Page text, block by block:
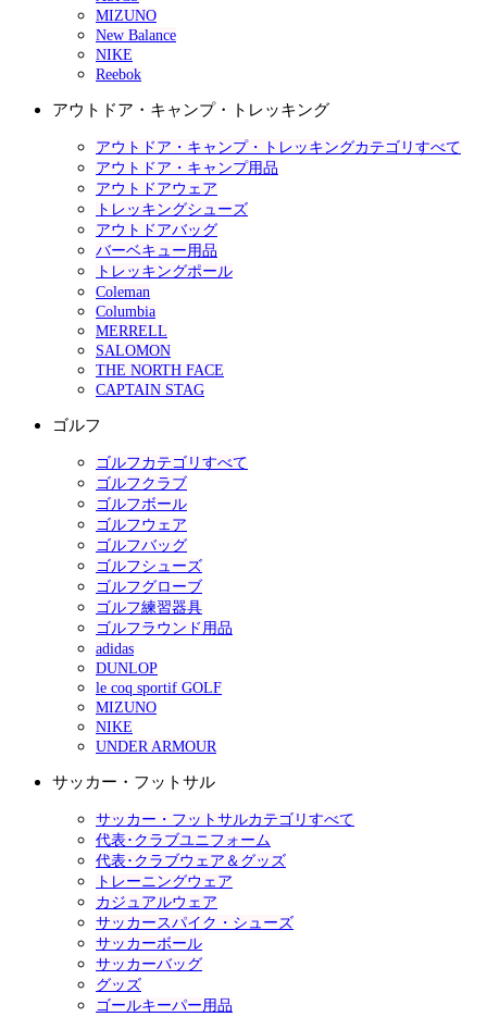
MIZUNO
New Balance
NIKE
Reebok
アウトドア・キャンプ・トレッキング
アウトドア・キャンプ・トレッキングカテゴリすべて
アウトドア・キャンプ用品
アウトドアウェア
トレッキングシューズ
アウトドアバッグ
バーベキュー用品
トレッキングポール
Coleman
Columbia
MERRELL
SALOMON
THE NORTH FACE
CAPTAIN STAG
ゴルフ
ゴルフカテゴリすべて
ゴルフクラブ
ゴルフボール
ゴルフウェア
ゴルフバッグ
ゴルフシューズ
ゴルフグローブ
ゴルフ練習器具
ゴルフラウンド用品
adidas
DUNLOP
le coq sportif GOLF
MIZUNO
NIKE
UNDER ARMOUR
サッカー・フットサル
サッカー・フットサルカテゴリすべて
代表･クラブユニフォーム
代表･クラブウェア＆グッズ
トレーニングウェア
カジュアルウェア
サッカースパイク・シューズ
サッカーボール
サッカーバッグ
グッズ
ゴールキーパー用品